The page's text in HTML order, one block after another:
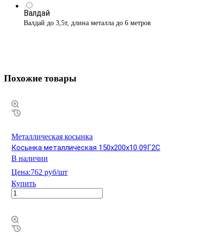
Валдай
Валдай до 3,5т, длина металла до 6 метров
Похожие товары
Металлическая косынка
Косынка металлическая 150х200х10 09Г2С
В наличии
Цена:762 руб/шт
Купить